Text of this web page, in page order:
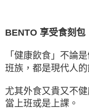
BENTO 享受食刻包
「健康飲食」不論
班族，都是現代人的
尤其外食又貴又不
當上班或是上課。